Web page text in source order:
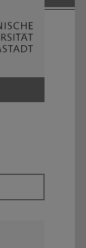
Suche öffnen